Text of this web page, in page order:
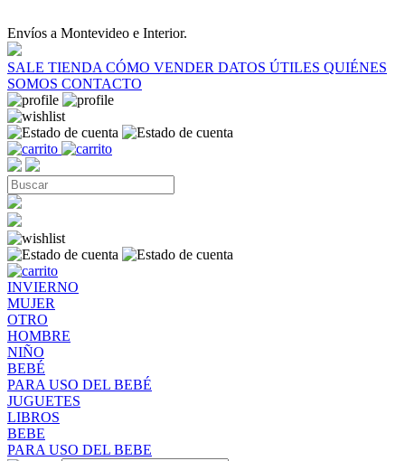
Envíos a Montevideo e Interior.
SALE TIENDA CÓMO VENDER DATOS ÚTILES QUIÉNES
SOMOS CONTACTO
INVIERNO
MUJER
OTRO
HOMBRE
NIÑO
BEBÉ
PARA USO DEL BEBÉ
JUGUETES
LIBROS
BEBE
PARA USO DEL BEBE